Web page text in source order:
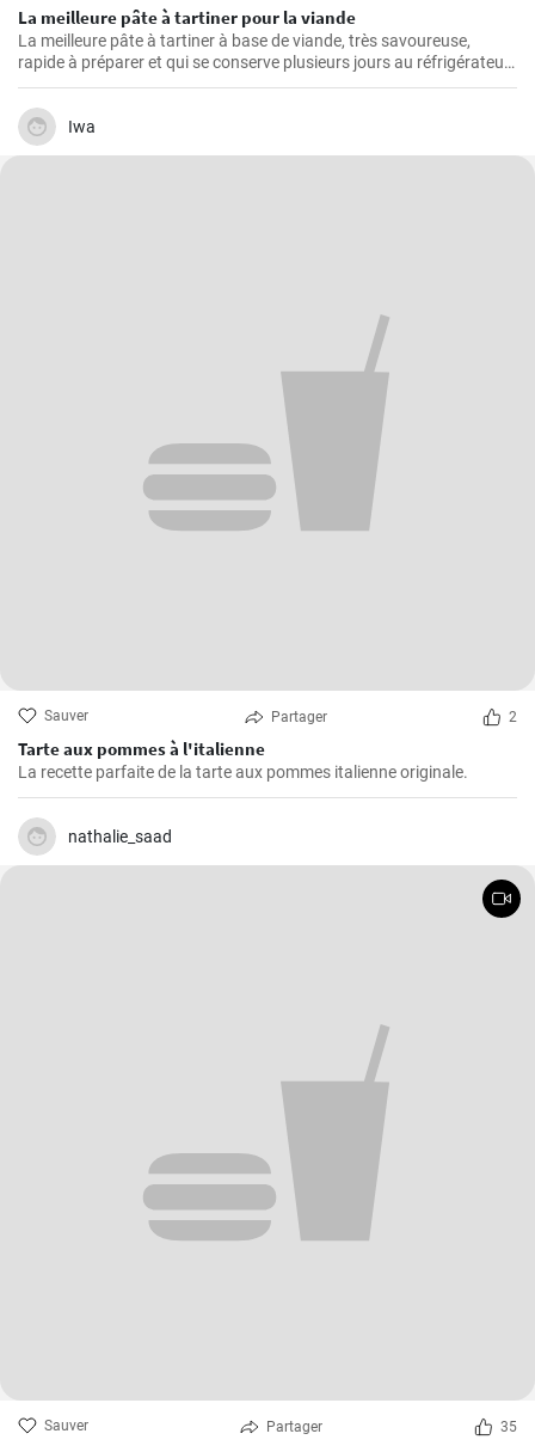
La meilleure pâte à tartiner pour la viande
La meilleure pâte à tartiner à base de viande, très savoureuse,
rapide à préparer et qui se conserve plusieurs jours au réfrigérateur.
Vous pouvez la servir avec du pain frais ou de la baguette maison.
Iwa
Sauver Partager 2
Tarte aux pommes à l'italienne
La recette parfaite de la tarte aux pommes italienne originale.
nathalie_saad
Sauver Partager 35